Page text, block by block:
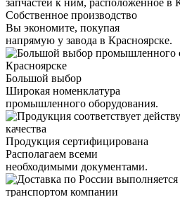
Собственное производство
Вы экономите, покупая
напрямую у завода в Красноярске.
Большой выбор
Широкая номенклатура
промышленного оборудования.
Продукция сертифицирована
Располагаем всеми
необходимыми документами.